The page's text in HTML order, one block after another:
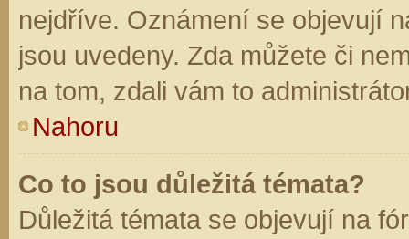
nejdříve. Oznámení se objevují
jsou uvedeny. Zda můžete či
na tom, zdali vám to
Nahoru
Co to jsou důležitá témata?
Důležitá témata se objevují na